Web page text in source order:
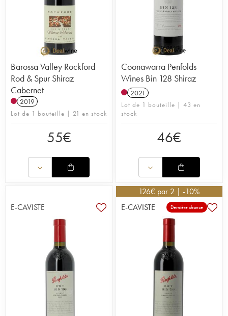
Barossa Valley Rockford
Rod & Spur Shiraz
Cabernet
2019
Lot de 1 bouteille | 21 en stock
55€
Coonawarra Penfolds
Wines Bin 128 Shiraz
2021
Lot de 1 bouteille | 43 en
stock
46€
E-CAVISTE
126€ par 2 | -10%
E-CAVISTE
Dernière chance